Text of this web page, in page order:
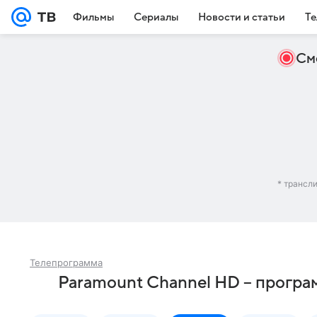
Фильмы Сериалы Новости и статьи
*
Телепрограмма
Paramount Channel HD –